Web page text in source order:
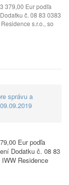
379,00 Eur podľa
č. 08 83 0383
s.r.o., so
správu a
Eur podľa
Dodatku č. 08 83
Residence